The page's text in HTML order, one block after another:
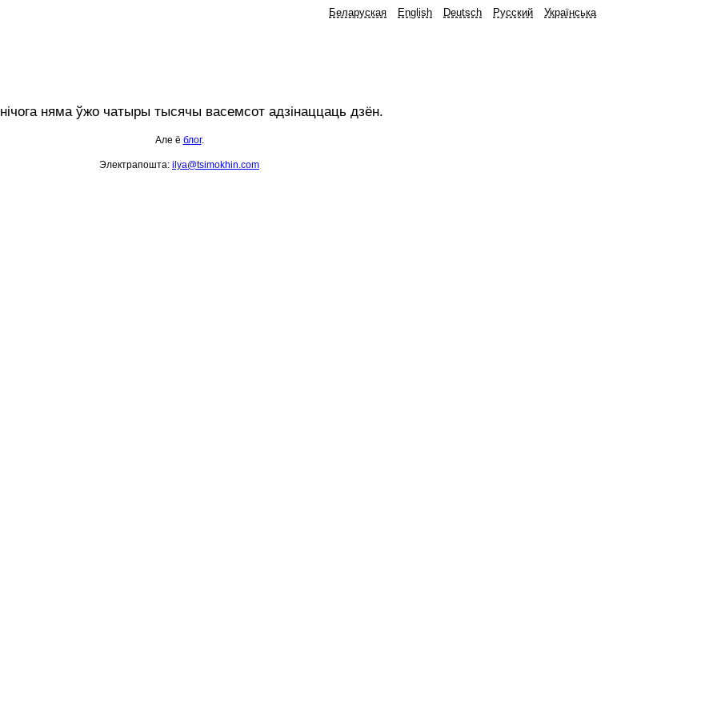
Беларуская English Deutsch Русский Українська
няма ўжо чатыры тысячы васемсот адзінаццаць дзён.
Але ё блог.
Электрапошта: ilya@tsimokhin.com